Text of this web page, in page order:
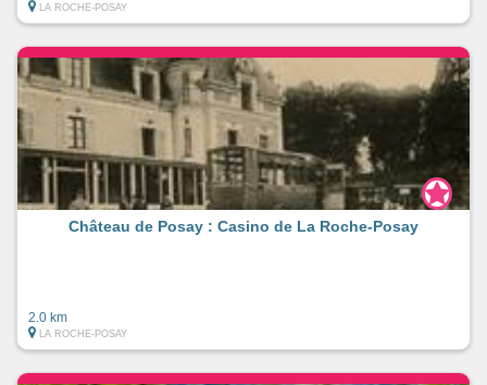
LA ROCHE-POSAY
Château de Posay : Casino de La Roche-Posay
2.0 km
LA ROCHE-POSAY